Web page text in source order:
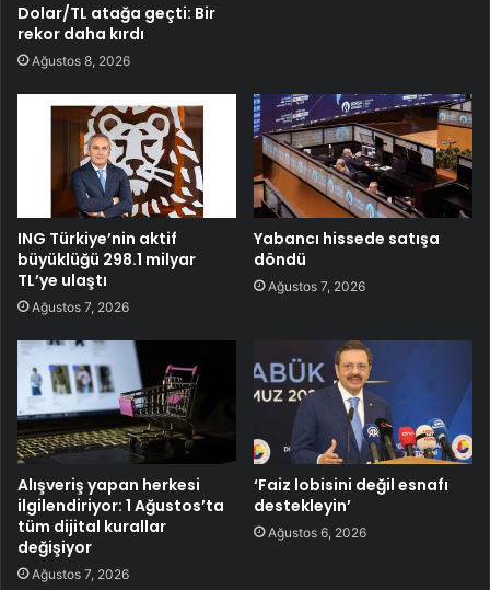
Dolar/TL atağa geçti: Bir
rekor daha kırdı
Ağustos 8, 2026
ING Türkiye’nin aktif
büyüklüğü 298.1 milyar
TL’ye ulaştı
Ağustos 7, 2026
Yabancı hissede satışa
döndü
Ağustos 7, 2026
Alışveriş yapan herkesi
ilgilendiriyor: 1 Ağustos’ta
tüm dijital kurallar
değişiyor
Ağustos 7, 2026
‘Faiz lobisini değil esnafı
destekleyin’
Ağustos 6, 2026